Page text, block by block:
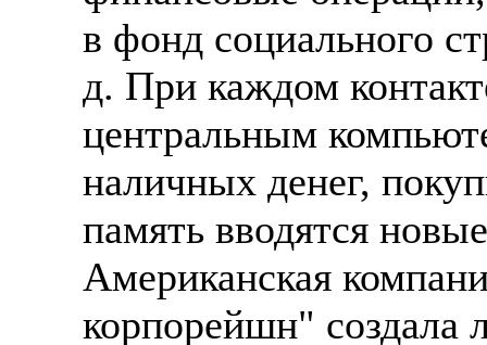
в фонд социального
д. При каждом
центральным
наличных денег,
память вводятся
Американская
корпорейшн" создала